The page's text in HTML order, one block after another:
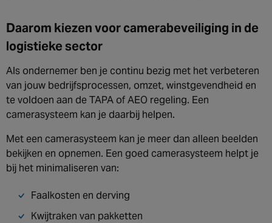
Daarom kiezen voor camerabeveiliging in de
logistieke sector
Als ondernemer ben je continu bezig met het verbeteren
van jouw bedrijfsprocessen, omzet, winstgevendheid en
te voldoen aan de TAPA of AEO regeling. Een
camerasysteem kan je daarbij helpen.
Met een camerasysteem kan je meer dan alleen beelden
bekijken en opnemen. Een goed camerasysteem helpt je
bij het minimaliseren van:
Faalkosten en derving
Kwijtraken van pakketten